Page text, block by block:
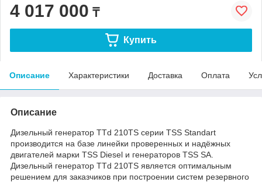
4 017 000 ₸
Купить
Описание Характеристики Доставка Оплата
Описание
Дизельный генератор TTd 210TS серии TSS Standart
производится на базе линейки проверенных и надёжных
двигателей марки TSS Diesel и генераторов TSS SA.
Дизельный генератор TTd 210TS является оптимальным
решением для заказчиков при построении систем резервного